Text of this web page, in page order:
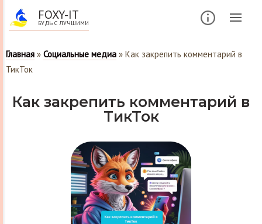
FOXY-IT
БУДЬ С ЛУЧШИМИ
Главная » Социальные медиа » Как закрепить комментарий в
ТикТок
Как закрепить комментарий в
ТикТок